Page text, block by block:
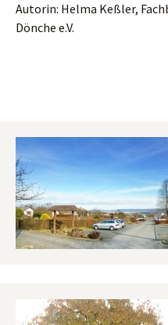
Autorin: Helma Keßler,
Dönche e.V.